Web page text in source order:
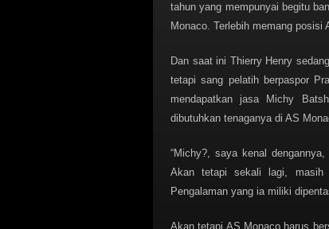
tahun yang mempunyai begitu
Monaco. Terlebih memang
Dan saat ini Thierry Henry
tetapi sang pelatih berpaspor
mendapatkan jasa Michy
dibutuhkan tenaganya di AS
“Michy?, saya kenal
Akan tetapi sekali lagi, masih
Pengalaman yang ia miliki
Akan tetapi AS Monaco harus